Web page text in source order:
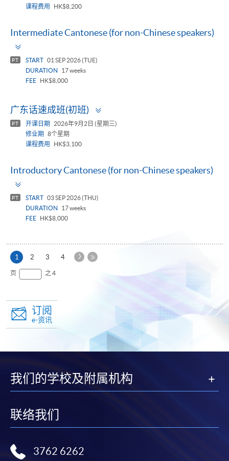
课程费用
HK$8,200
Intermediate Cantonese (for non-Chinese speakers)
PT START 01 SEP 2026 (TUE)
DURATION
17 weeks
FEE
HK$8,000
广东话速成班(初班)
PT 开课日期
2026年9月2日 (星期三)
修业期
8个星期
课程费用
HK$3,100
Introductory Cantonese (for non-Chinese speakers)
PT START 03 SEP 2026 (THU)
DURATION
17 weeks
FEE
HK$8,000
1 本
页
2 3 4
下
页 之 4
订阅
e-资讯
我们的学校及附属机构
联络我们
3762 6262